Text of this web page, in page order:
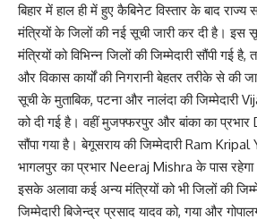
बिहार में हाल ही में हुए कैबिनेट विस्तार के बाद राज्य
मंत्रियों के जिलों की नई सूची जारी कर दी है।
मंत्रियों को विभिन्न जिलों की जिम्मेदारी सौंपी गई
और विकास कार्यों की निगरानी बेहतर तरीके से की
सूची के मुताबिक, पटना और नालंदा की जिम्मेदारी
को दी गई है। वहीं मुजफ्फरपुर और बांका का
सौंपा गया है। बेगूसराय की जिम्मेदारी Ram
भागलपुर का प्रभार Neeraj Mishra के पास
इसके अलावा कई अन्य मंत्रियों को भी जिलों की
जिम्मेदारी बिजेन्द्र प्रसाद यादव को, गया और